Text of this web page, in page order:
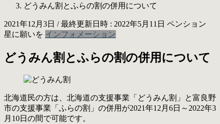
どうみん割とふらの割の併用について
2021年12月3日 / 最終更新日時 : 2022年5月11日 ペンション
星に願いを インフォメーション
どうみん割とふらの割の併用について
北海道民の方は、北海道の支援事業「どうみん割」と富良野
市の支援事業「ふらの割」の併用が2021年12月6日～2022年3
月10日の間で可能です。